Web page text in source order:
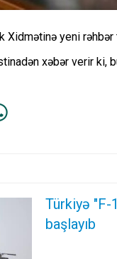
Xidmətinə yeni rəhbər
xəbər verir ki,
Türkiyə "F-
başlayıb